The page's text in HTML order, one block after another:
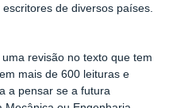
de diversos países.
revisão no texto que tem
mais de 600 leituras e
a pensar se a futura